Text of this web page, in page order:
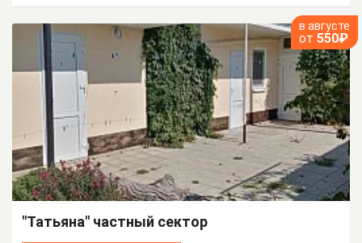
в августе
от 550₽
"Татьяна" частный сектор